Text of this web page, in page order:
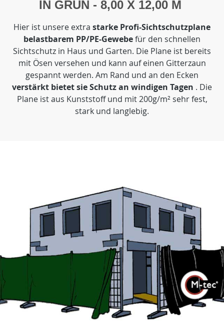
IN GRÜN - 8,00 X 12,00 M
Hier ist unsere extra starke Profi-Sichtschutzplane
belastbarem PP/PE-Gewebefür den schnellen
Sichtschutz in Haus und Garten. Die Plane ist bereits
mit Ösen versehen und kann auf einen Gitterzaun
gespannt werden. Am Rand und an den Ecken
verstärkt bietet sie Schutz an windigen Tagen . Die
Plane ist aus Kunststoff und mit 200g/m² sehr fest,
stark und langlebig.